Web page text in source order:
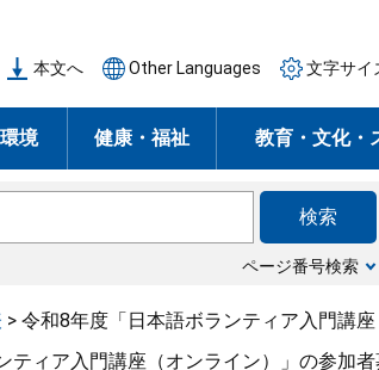
本文へ Other Languages 文字サイ
境 健康・福祉 教育・文化・
ページ番号検索
> 令和8年度「日本語ボランティア入門講
ティア入門講座（オンライン）」の参加